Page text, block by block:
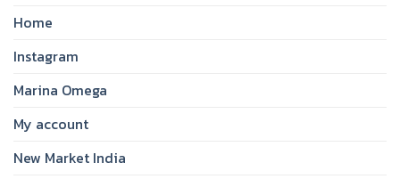
Home
Instagram
Marina Omega
My account
New Market India